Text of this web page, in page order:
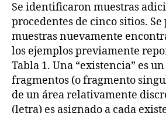
Se identificaron muestras
procedentes de cinco sitios.
muestras nuevamente
los ejemplos previamente
Tabla 1. Una “existencia” es
fragmentos (o fragmento
de un área relativamente
(letra) es asignado a cada